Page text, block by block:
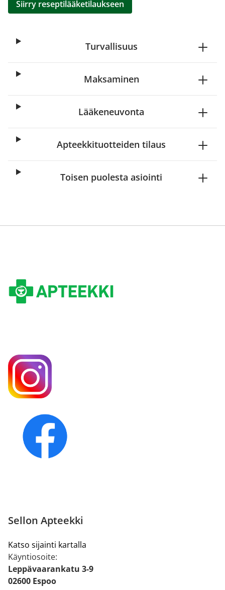
Siirry reseptilääketilaukseen
Turvallisuus
Maksaminen
Lääkeneuvonta
Apteekkituotteiden tilaus
Toisen puolesta asiointi
Sellon Apteekki
Katso sijainti kartalla
Käyntiosoite:
Leppävaarankatu 3-9
02600 Espoo